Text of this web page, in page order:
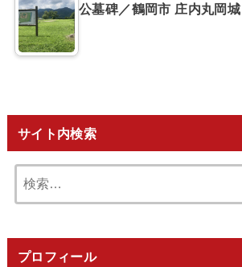
公墓碑／鶴岡市 庄内丸岡
サイト内検索
索:
プロフィール